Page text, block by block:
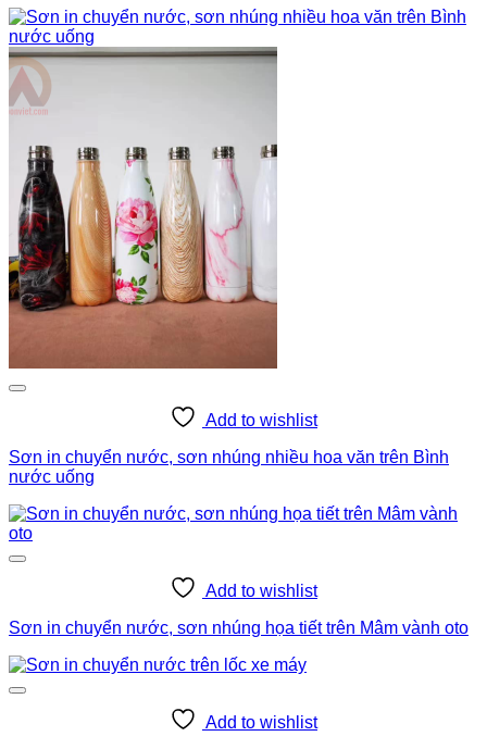
Add to wishlist
Sơn in chuyển nước, sơn nhúng nhiều hoa văn trên Bình
nước uống
Add to wishlist
Sơn in chuyển nước, sơn nhúng họa tiết trên Mâm vành oto
Add to wishlist